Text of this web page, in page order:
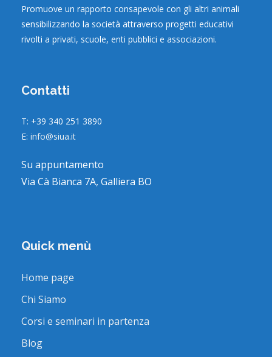
Promuove un rapporto consapevole con gli altri animali
sensibilizzando la società attraverso progetti educativi
rivolti a privati, scuole, enti pubblici e associazioni.
Contatti
T: +39 340 251 3890
E: info@siua.it
Su appuntamento
Via Cà Bianca 7A, Galliera BO
Quick menù
Home page
Chi Siamo
Corsi e seminari in partenza
Blog